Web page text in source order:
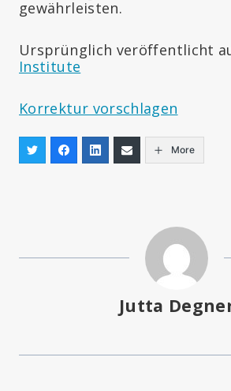
gewährleisten.
Ursprünglich veröffentlicht
Institute
Korrektur vorschlagen
More
Jutta